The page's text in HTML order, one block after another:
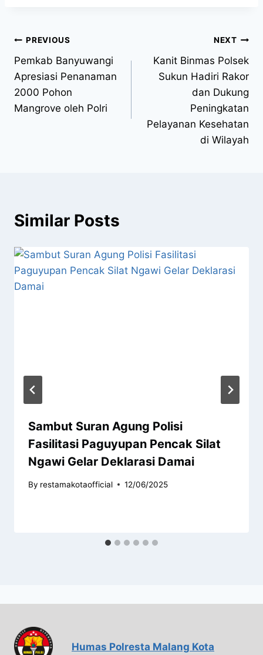
PREVIOUS
Pemkab Banyuwangi
Apresiasi Penanaman
2000 Pohon
Mangrove oleh Polri
NEXT
Kanit Binmas Polsek
Sukun Hadiri Rakor
dan Dukung
Peningkatan
Pelayanan Kesehatan
di Wilayah
Similar Posts
Sambut Suran Agung Polisi
Fasilitasi Paguyupan Pencak Silat
Ngawi Gelar Deklarasi Damai
By restamakotaofficial 12/06/2025
Humas Polresta Malang Kota